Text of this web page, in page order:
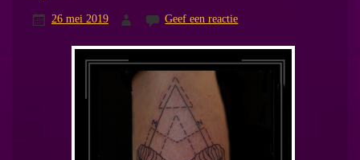
26 mei 2019 Geef een reactie